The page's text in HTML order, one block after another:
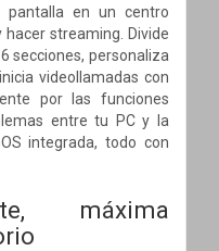
pantalla en un centro
streaming. Divide
secciones, personaliza
videollamadas con
por las funciones
entre tu PC y la
integrada, todo con
máxima